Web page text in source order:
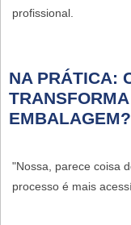
profissional.
NA PRÁTICA:
EMBALAGEM?
"Nossa, parece coisa
processo é mais